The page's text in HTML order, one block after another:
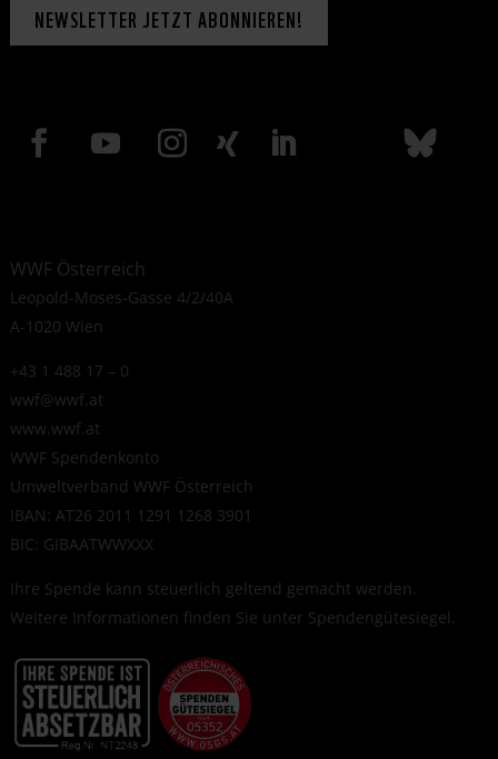
NEWSLETTER JETZT ABONNIEREN!
WWF Österreich
Leopold-Moses-Gasse 4/2/40A
A-1020 Wien
+43 1 488 17 – 0
wwf@wwf.at
www.wwf.at
WWF Spendenkonto
Umweltverband WWF Österreich
IBAN: AT26 2011 1291 1268 3901
BIC: GIBAATWWXXX
Ihre Spende kann steuerlich geltend gemacht werden.
Weitere Informationen finden Sie unter Spendengütesiegel.